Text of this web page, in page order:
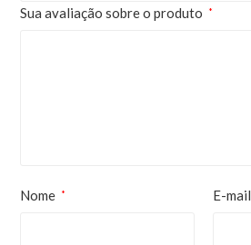
Sua avaliação sobre o produto *
Nome * E-mail